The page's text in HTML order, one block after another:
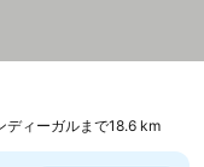
示
ディーガルまで18.6 km